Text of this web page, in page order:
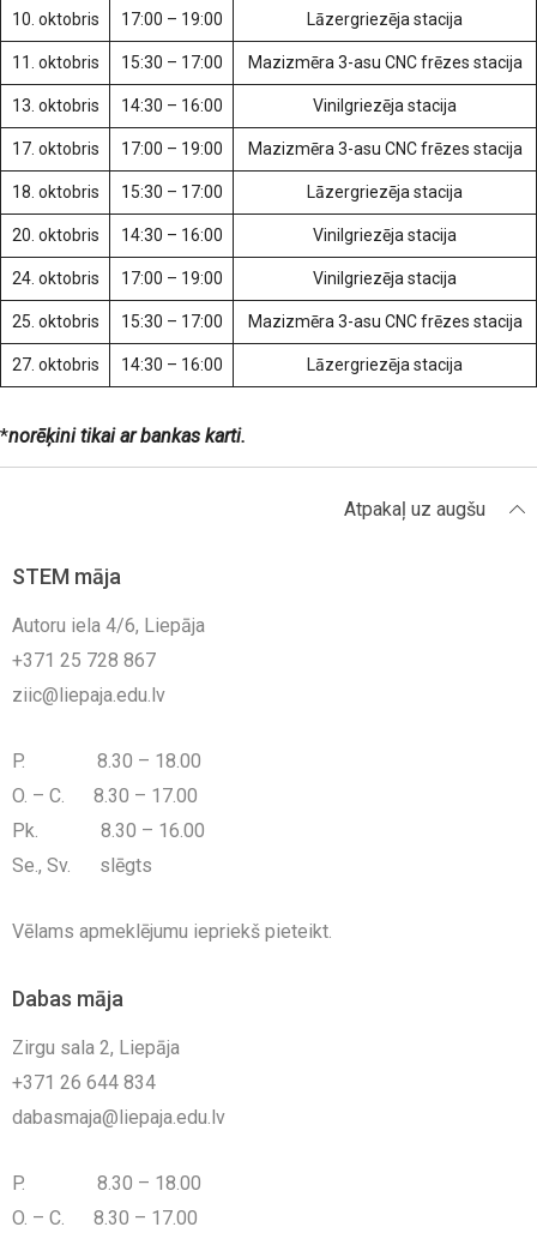
10. oktobris 17:00 – 19:00 Lāzergriezēja stacija
11. oktobris 15:30 – 17:00 Mazizmēra 3-asu CNC frēzes stacija
13. oktobris 14:30 – 16:00 Vinilgriezēja stacija
17. oktobris 17:00 – 19:00 Mazizmēra 3-asu CNC frēzes stacija
18. oktobris 15:30 – 17:00 Lāzergriezēja stacija
20. oktobris 14:30 – 16:00 Vinilgriezēja stacija
24. oktobris 17:00 – 19:00 Vinilgriezēja stacija
25. oktobris 15:30 – 17:00 Mazizmēra 3-asu CNC frēzes stacija
27. oktobris 14:30 – 16:00 Lāzergriezēja stacija
*norēķini tikai ar bankas karti.
Atpakaļ uz augšu
STEM māja
Autoru iela 4/6, Liepāja
+371 25 728 867
ziic@liepaja.edu.lv
P. 8.30 – 18.00
O. – C. 8.30 – 17.00
Pk. 8.30 – 16.00
Se., Sv. slēgts
Vēlams apmeklējumu iepriekš pieteikt.
Dabas māja
Zirgu sala 2, Liepāja
+371 26 644 834
dabasmaja@liepaja.edu.lv
P. 8.30 – 18.00
O. – C. 8.30 – 17.00